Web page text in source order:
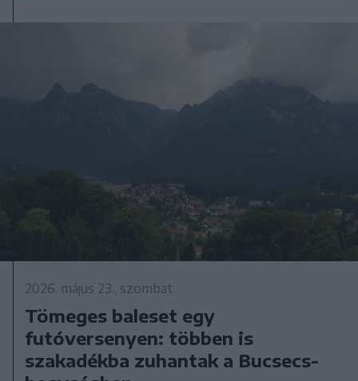
2026. május 23., szombat
Tömeges baleset egy
futóversenyen: többen is
szakadékba zuhantak a Bucsecs-